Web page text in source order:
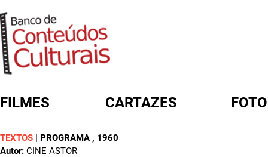
FILMES CARTAZES
TEXTOS | PROGRAMA , 1960
Autor: CINE ASTOR
FORMULÁRIO DE BUSCA